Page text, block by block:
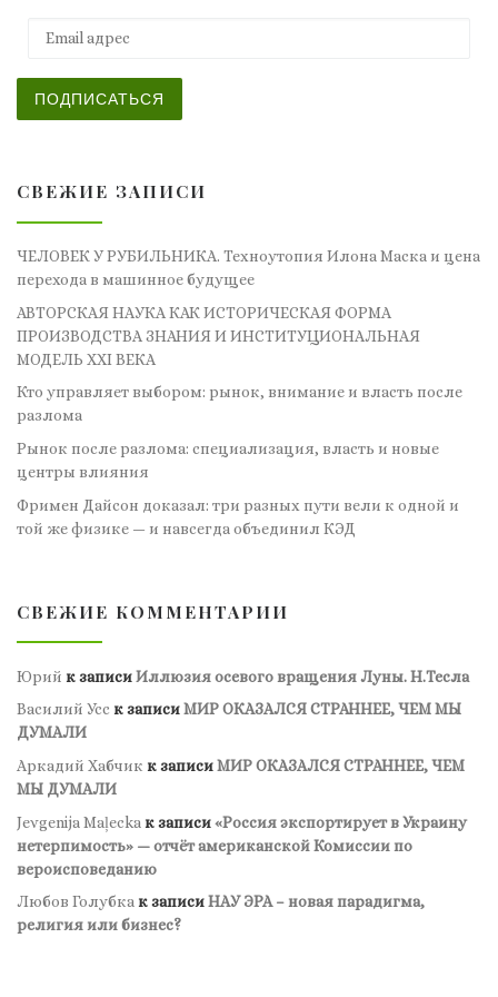
ПОДПИСАТЬСЯ
СВЕЖИЕ ЗАПИСИ
ЧЕЛОВЕК У РУБИЛЬНИКА. Техноутопия Илона Маска и цена
перехода в машинное будущее
АВТОРСКАЯ НАУКА КАК ИСТОРИЧЕСКАЯ ФОРМА
ПРОИЗВОДСТВА ЗНАНИЯ И ИНСТИТУЦИОНАЛЬНАЯ
МОДЕЛЬ XXI ВЕКА
Кто управляет выбором: рынок, внимание и власть после
разлома
Рынок после разлома: специализация, власть и новые
центры влияния
Фримен Дайсон доказал: три разных пути вели к одной и
той же физике — и навсегда объединил КЭД
СВЕЖИЕ КОММЕНТАРИИ
Юрий к записиИллюзия осевого вращения Луны. Н.Тесла
Василий Усс к записиМИР ОКАЗАЛСЯ СТРАННЕЕ, ЧЕМ МЫ
ДУМАЛИ
Аркадий Хабчик к записиМИР ОКАЗАЛСЯ СТРАННЕЕ, ЧЕМ
МЫ ДУМАЛИ
Jevgenija Maļecka к записи«Россия экспортирует в Украину
нетерпимость» — отчёт американской Комиссии по
вероисповеданию
Любов Голубкак записиНАУ ЭРА – новая парадигма,
религия или бизнес?